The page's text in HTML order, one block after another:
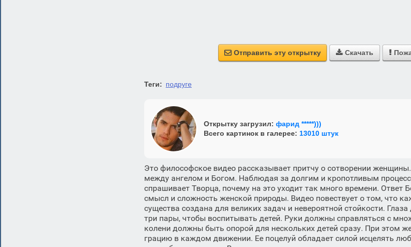
 Отправить эту открытку  Скачать 
Теги: подруге
Открытку загрузил: фарид *****)))
Всего картинок в галерее: 13010 штук
Это философское видео рассказывает притчу о сотворении
между ангелом и Богом. Наблюдая за долгим и кропотливым
спрашивает Творца, почему на это уходит так много времени. Ответ
смысл и сложность женской природы. Видео повествует о том, что
существа создана для великих задач и невероятной стойкости.
три пары, чтобы воспитывать детей. Руки должны справляться с
колени должны быть опорой для нескольких детей сразу. При этом
грацию в каждом движении. Ее поцелуй обладает силой исцелять